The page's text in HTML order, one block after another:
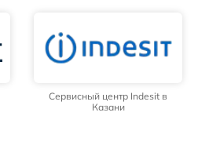
Сервисный центр Indesit в
Казани